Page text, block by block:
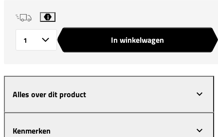
i
In winkelwagen
Alles over dit product
Kenmerken